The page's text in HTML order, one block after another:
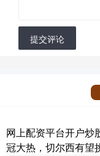
提交评论
网上配资平台开户炒
冠大热，切尔西有望